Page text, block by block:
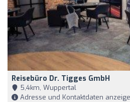
Reisebüro Dr. Tigges GmbH
5,4km, Wuppertal
Adresse und Kontaktdaten